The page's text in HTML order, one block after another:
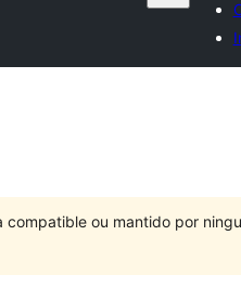
compatible ou mantido por